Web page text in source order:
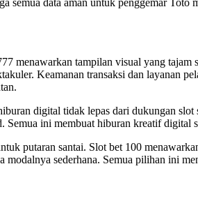
semua data aman untuk penggemar Toto
menawarkan tampilan visual yang
Keamanan transaksi dan layanan
digital tidak lepas dari dukungan
. Semua ini membuat hiburan kreatif digital
putaran santai. Slot bet 100
modalnya sederhana. Semua pilihan ini